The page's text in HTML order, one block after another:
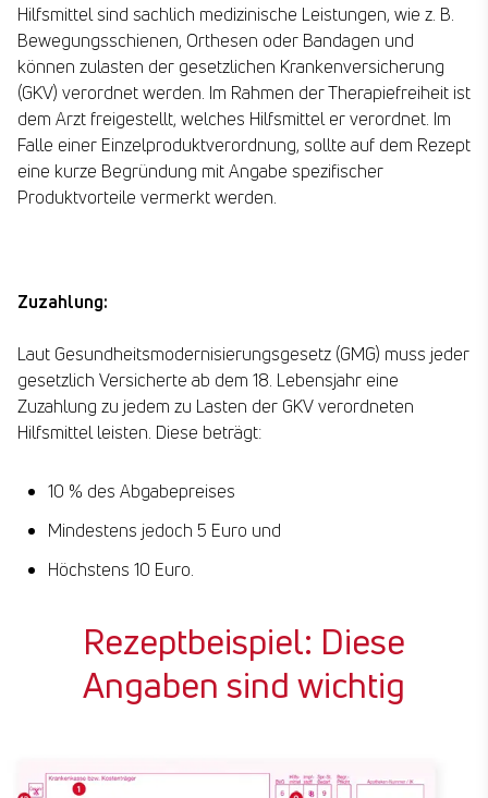
Hilfsmittel sind sachlich medizinische Leistungen, wie z. B.
Bewegungsschienen, Orthesen oder Bandagen und
können zulasten der gesetzlichen Krankenversicherung
(GKV) verordnet werden. Im Rahmen der Therapiefreiheit ist
dem Arzt freigestellt, welches Hilfsmittel er verordnet. Im
Falle einer Einzelproduktverordnung, sollte auf dem Rezept
eine kurze Begründung mit Angabe spezifischer
Produktvorteile vermerkt werden.
Zuzahlung:
Laut Gesundheitsmodernisierungsgesetz (GMG) muss jeder
gesetzlich Versicherte ab dem 18. Lebensjahr eine
Zuzahlung zu jedem zu Lasten der GKV verordneten
Hilfsmittel leisten. Diese beträgt:
10 % des Abgabepreises
Mindestens jedoch 5 Euro und
Höchstens 10 Euro.
Rezeptbeispiel: Diese
Angaben sind wichtig